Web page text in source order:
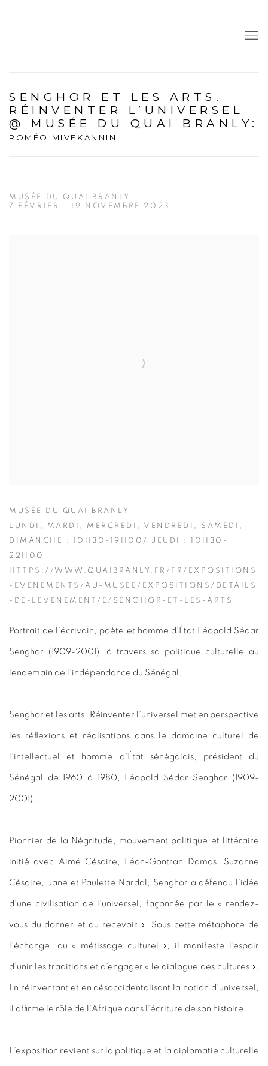
SENGHOR ET LES ARTS.
RÉINVENTER L’UNIVERSEL
@ MUSÉE DU QUAI BRANLY :
ROMÉO MIVEKANNIN
MUSÉE DU QUAI BRANLY
7 FÉVRIER - 19 NOVEMBRE 2023
MUSÉE DU QUAI BRANLY
LUNDI, MARDI, MERCREDI, VENDREDI, SAMEDI,
DIMANCHE : 10H30-19H00/ JEUDI : 10H30-
22H00
HTTPS://WWW.QUAIBRANLY.FR/FR/EXPOSITIONS
-EVENEMENTS/AU-MUSEE/EXPOSITIONS/DETAILS
-DE-LEVENEMENT/E/SENGHOR-ET-LES-ARTS
Portrait de l’écrivain, poète et homme d’État Léopold Sédar
Senghor (1909-2001), à travers sa politique culturelle au
lendemain de l’indépendance du Sénégal.
Senghor et les arts. Réinventer l’universel met en perspective
les réflexions et réalisations dans le domaine culturel de
l’intellectuel et homme d’État sénégalais, président du
Sénégal de 1960 à 1980, Léopold Sédar Senghor (1909-
2001).
Pionnier de la Négritude, mouvement politique et littéraire
initié avec Aimé Césaire, Léon-Gontran Damas, Suzanne
Césaire, Jane et Paulette Nardal, Senghor a défendu l’idée
d’une civilisation de l’universel, façonnée par le « rendez-
vous du donner et du recevoir ». Sous cette métaphore de
l’échange, du « métissage culturel », il manifeste l’espoir
d’unir les traditions et d’engager « le dialogue des cultures ».
En réinventant et en désoccidentalisant la notion d’universel,
il affirme le rôle de l’Afrique dans l’écriture de son histoire.
L’exposition revient sur la politique et la diplomatie culturelle